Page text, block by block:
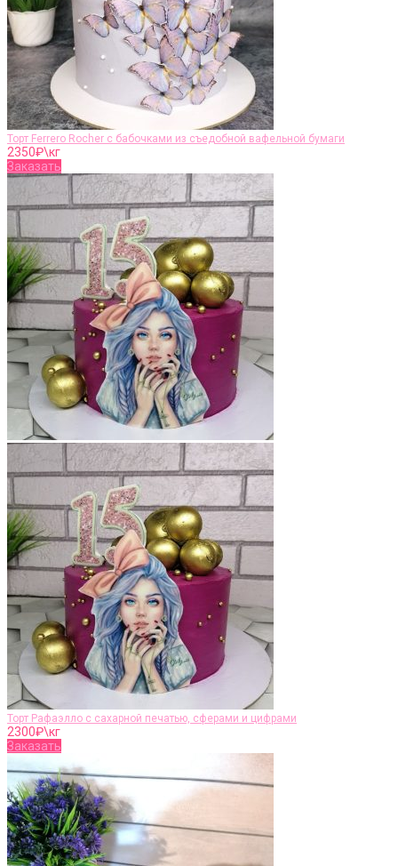
Торт Ferrero Rocher с бабочками из съедобной вафельной бумаги
2350₽\кг
Заказать
Торт Рафаэлло с сахарной печатью, сферами и цифрами
2300₽\кг
Заказать